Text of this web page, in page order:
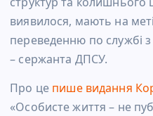
виявилося, мають на
переведенню по службі
– сержанта ДПСУ.
Про це пише видання
«Особисте життя – не